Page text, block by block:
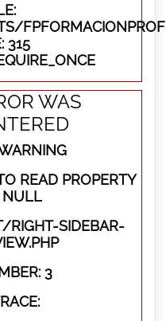
315
WAS
READ PROPERTY
NULL
RIGHT-SIDEBAR-
3